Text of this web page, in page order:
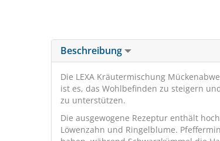
Beschreibung
Die LEXA Kräutermischung
ist es, das Wohlbefinden zu steigern
zu unterstützen.
Die ausgewogene Rezeptur enthält
Löwenzahn und Ringelblume.